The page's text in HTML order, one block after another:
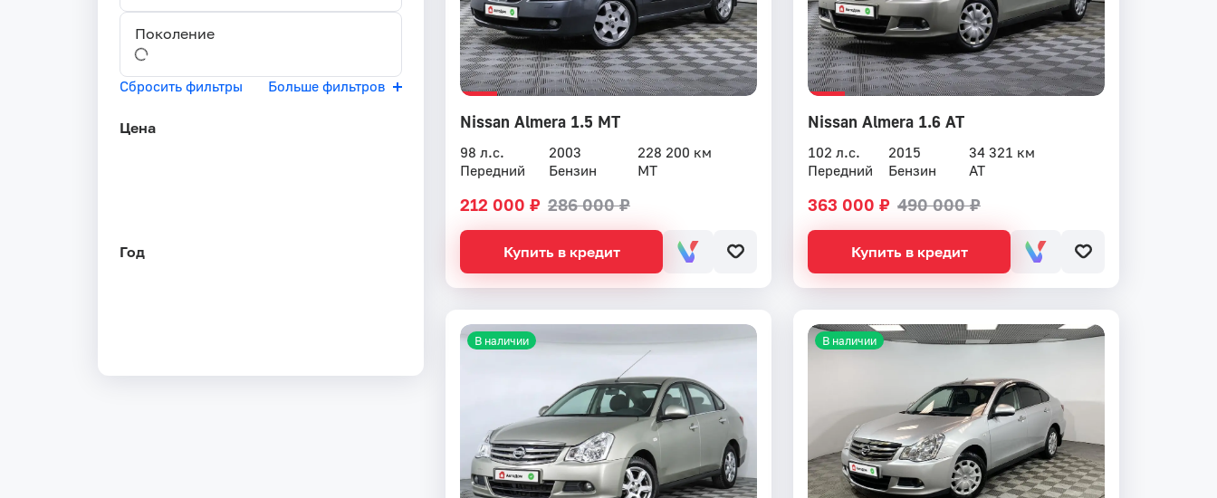
Поколение
Сбросить фильтры Больше фильтров
Цена
Год
Nissan Almera 1.5 MT
98 л.с. 2003
228 200 км
Передний
Бензин MT
212 000 ₽ 286 000 ₽
Купить в кредит
Nissan Almera 1.6 AT
102 л.с. 2015
34 321 км
Передний
Бензин AT
363 000 ₽ 490 000 ₽
Купить в кредит
В наличии В наличии